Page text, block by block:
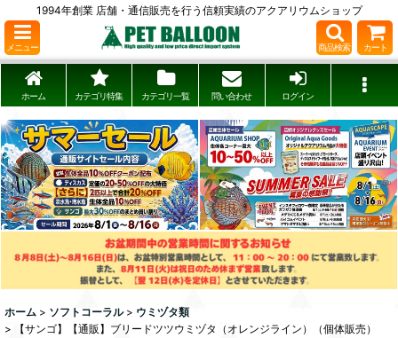
1994年創業 店舗・通信販売を行う信頼実績のアクアリウムショップ
メニュー 商品検索 カート
ホーム カテゴリ特集 カテゴリ一覧 問い合わせ ログイン
ホーム > ソフトコーラル > ウミヅタ類
>
【サンゴ】【通販】ブリードツツウミヅタ（オレンジライン）（個体販売）